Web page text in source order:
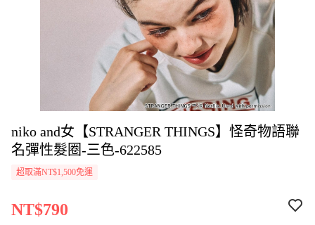
niko and女【STRANGER THINGS】怪奇物語聯
名彈性髮圈-三色-622585
超取滿NT$1,500免運
NT$790